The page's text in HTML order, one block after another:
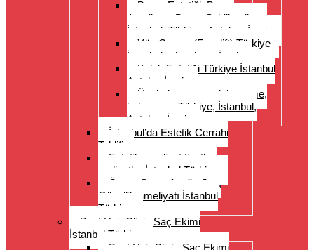
Burun Estetiği, Burun
Ameliyatı, Burun Şekillendirme
İstanbul, Türkiye, Antalya, İzmir
Yüz Germe (Facelift) Türkiye –
İstanbul – Antalya – İzmir
Kulak Estetiği Türkiye İstanbul
Antalya İzmir
Üst kol germe, uyluk germe,
kol germe, Türkiye, İstanbul,
Antalya, İzmir
İstanbul’da Estetik Cerrahi
Teklifi
Estetik ameliyat fiyatları
maliyetler İstanbul Türkiye
Önce- Sonra fotoğrafları,
Güzellik ameliyatı İstanbul
Türkiye
Best Hair Clinic Saç Ekimi
İstanbul Türkiye